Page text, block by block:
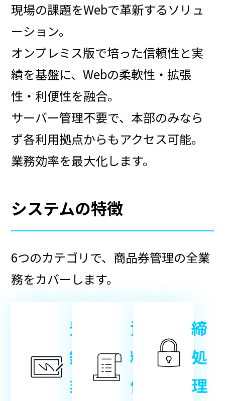
現場の課題をWebで革新するソリュ
ーション。
オンプレミス版で培った信頼性と実
績を基盤に、Webの柔軟性・拡張
性・利便性を融合。
サーバー管理不要で、本部のみなら
ず各利用拠点からもアクセス可能。
業務効率を最大化します。
システムの特徴
6つのカテゴリで、商品券管理の全業
務をカバーします。
登
録
業
資
料
作
締
処
理